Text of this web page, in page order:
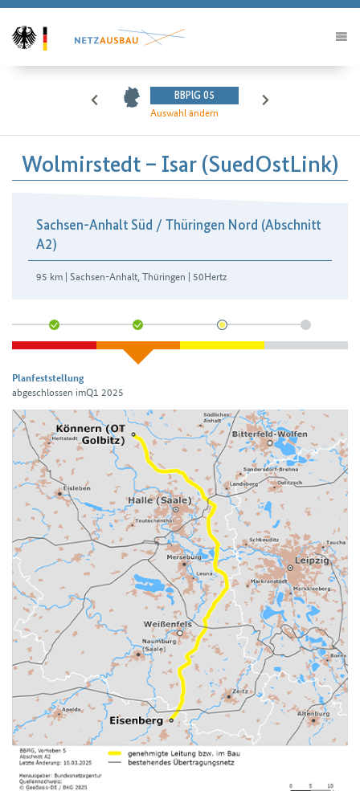
BBPlG 05
Auswahl ändern
Wolmirstedt – Isar (SuedOstLink)
Sachsen-Anhalt Süd / Thüringen Nord (Abschnitt
A2)
95 km | Sachsen-Anhalt, Thüringen | 50Hertz
Planfeststellung
abgeschlossen imQ1 2025